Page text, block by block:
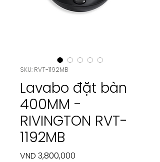
SKU: RVT-1192MB
Lavabo đặt bàn
400MM -
RIVINGTON RVT-
1192MB
VND 3,800,000